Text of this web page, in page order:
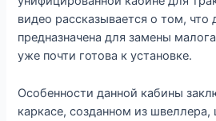
видео рассказывается о том, что
предназначена для замены
уже почти готова к установке.
Особенности данной кабины
каркасе, созданном из швеллера,